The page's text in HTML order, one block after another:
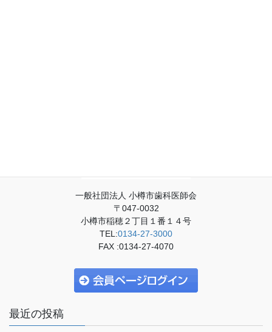
一般社団法人 小樽市歯科医師会
〒047-0032
小樽市稲穂２丁目１番１４号
TEL:0134-27-3000
FAX :0134-27-4070
最近の投稿